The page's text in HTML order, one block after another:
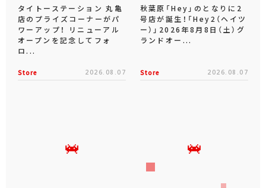
タイトーステーション 丸亀
店のプライズコーナーがパ
ワーアップ！ リニューアル
オープンを記念してフォ
ロ...
Store 2026.08.07
秋葉原「Hey」のとなりに2
号店が誕生！「Hey2（ヘイツ
ー）」2026年8月8日（土）グ
ランドオー...
Store 2026.08.07